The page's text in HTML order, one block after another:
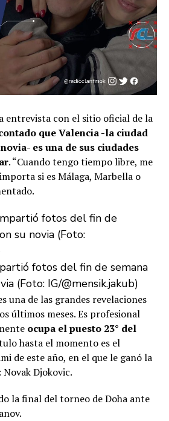
entrevista con el sitio oficial de la
que Valencia -la ciudad
es una de sus ciudades
. “Cuando tengo tiempo libre, me
si es Málaga, Marbella o
fotos del fin de semana
(Foto: IG/@mensik.jakub)
una de las grandes revelaciones
últimos meses. Es profesional
ocupa el puesto 23° del
hasta el momento es el
de este año, en el que le ganó la
Djokovic.
la final del torneo de Doha ante